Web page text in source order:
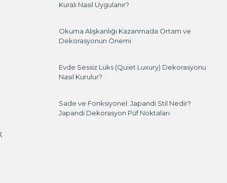
Kuralı Nasıl Uygulanır?
Okuma Alışkanlığı Kazanmada Ortam ve
Dekorasyonun Önemi
Evde Sessiz Lüks (Quiet Luxury) Dekorasyonu
Nasıl Kurulur?
Sade ve Fonksiyonel: Japandi Stil Nedir?
Japandi Dekorasyon Püf Noktaları